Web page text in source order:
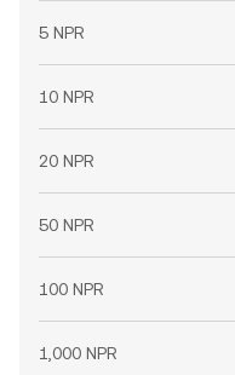
5 NPR
10 NPR
20 NPR
50 NPR
100 NPR
1,000 NPR